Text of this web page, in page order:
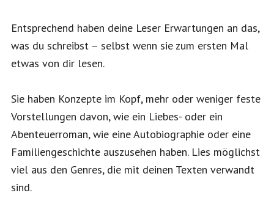
Entsprechend haben deine Leser Erwartungen an das,
was du schreibst – selbst wenn sie zum ersten Mal
etwas von dir lesen.
Sie haben Konzepte im Kopf, mehr oder weniger feste
Vorstellungen davon, wie ein Liebes- oder ein
Abenteuerroman, wie eine Autobiographie oder eine
Familiengeschichte auszusehen haben. Lies möglichst
viel aus den Genres, die mit deinen Texten verwandt
sind.